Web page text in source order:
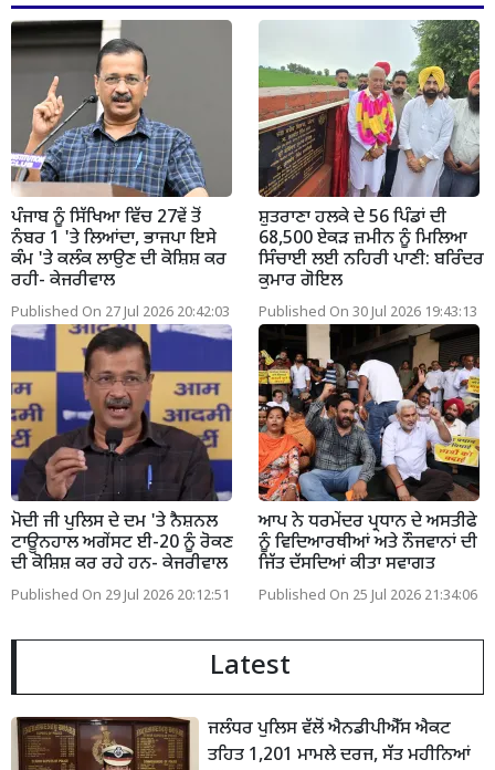
ਪੰਜਾਬ ਨੂੰ ਸਿੱਖਿਆ ਵਿੱਚ 27ਵੇਂ ਤੋਂ
ਨੰਬਰ 1 'ਤੇ ਲਿਆਂਦਾ, ਭਾਜਪਾ ਇਸੇ
ਕੰਮ 'ਤੇ ਕਲੰਕ ਲਾਉਣ ਦੀ ਕੋਸ਼ਿਸ਼ ਕਰ
ਰਹੀ- ਕੇਜਰੀਵਾਲ
Published On 27 Jul 2026 20:42:03
ਸ਼ੁਤਰਾਣਾ ਹਲਕੇ ਦੇ 56 ਪਿੰਡਾਂ ਦੀ
68,500 ਏਕੜ ਜ਼ਮੀਨ ਨੂੰ ਮਿਲਿਆ
ਸਿੰਚਾਈ ਲਈ ਨਹਿਰੀ ਪਾਣੀ: ਬਰਿੰਦਰ
ਕੁਮਾਰ ਗੋਇਲ
Published On 30 Jul 2026 19:43:13
ਮੋਦੀ ਜੀ ਪੁਲਿਸ ਦੇ ਦਮ 'ਤੇ ਨੈਸ਼ਨਲ
ਟਾਊਨਹਾਲ ਅਗੇਂਸਟ ਈ-20 ਨੂੰ ਰੋਕਣ
ਦੀ ਕੋਸ਼ਿਸ਼ ਕਰ ਰਹੇ ਹਨ- ਕੇਜਰੀਵਾਲ
Published On 29 Jul 2026 20:12:51
ਆਪ ਨੇ ਧਰਮੇਂਦਰ ਪ੍ਰਧਾਨ ਦੇ ਅਸਤੀਫੇ
ਨੂੰ ਵਿਦਿਆਰਥੀਆਂ ਅਤੇ ਨੌਜਵਾਨਾਂ ਦੀ
ਜਿੱਤ ਦੱਸਦਿਆਂ ਕੀਤਾ ਸਵਾਗਤ
Published On 25 Jul 2026 21:34:06
Latest
ਜਲੰਧਰ ਪੁਲਿਸ ਵੱਲੋਂ ਐਨਡੀਪੀਐੱਸ ਐਕਟ
ਤਹਿਤ 1,201 ਮਾਮਲੇ ਦਰਜ, ਸੱਤ ਮਹੀਨਿਆਂ